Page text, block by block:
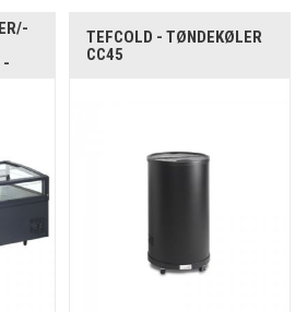
-
TEFCOLD - TØNDEKØLER
CC45